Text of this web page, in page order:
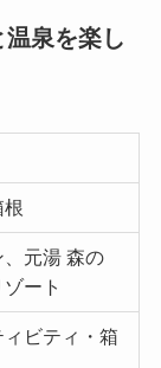
泉を楽し
根
元湯 森の
ート
ビティ・箱